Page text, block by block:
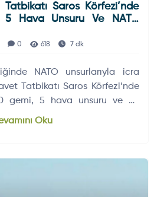
Saros Körfezi’nde
5 Hava Unsuru Ve NATO
0 618 7 dk
NATO unsurlarıyla icra
Tatbikatı Saros Körfezi’nde
gemi, 5 hava unsuru ve 44
Oku
226